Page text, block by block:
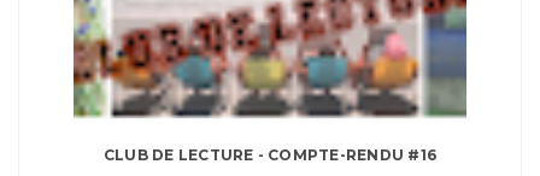
CLUB DE LECTURE - COMPTE-RENDU #16